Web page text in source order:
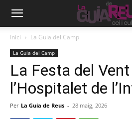
Inici La Guia del Camp
La Guia del Camp
La Festa del
l’Hospitalet de
Per La Guia de Reus - 28 maig, 2026